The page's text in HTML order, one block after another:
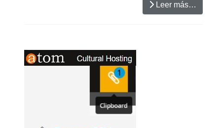
Leer más…